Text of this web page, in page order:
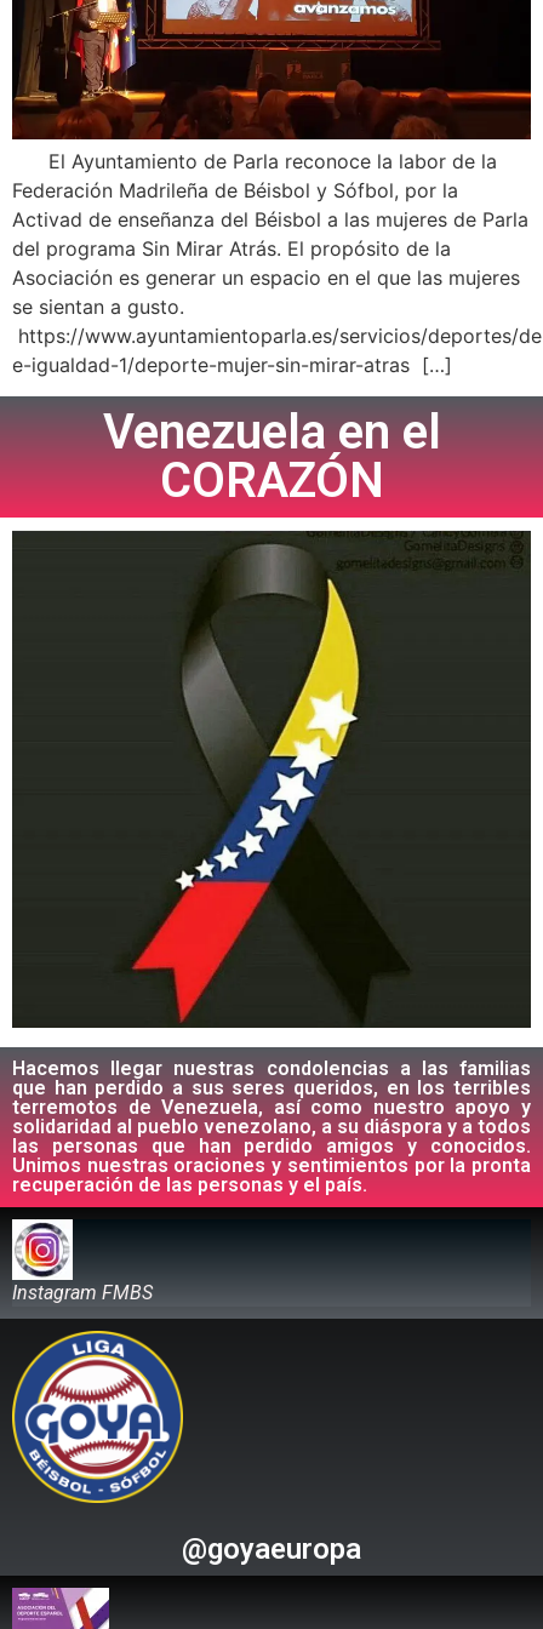
El Ayuntamiento de Parla reconoce la labor de la
Federación Madrileña de Béisbol y Sófbol, por la
Activad de enseñanza del Béisbol a las mujeres de Parla
del programa Sin Mirar Atrás. El propósito de la
Asociación es generar un espacio en el que las mujeres
se sientan a gusto.
https://www.ayuntamientoparla.es/servicios/deportes/
e-igualdad-1/deporte-mujer-sin-mirar-atras […]
Venezuela en el
CORAZÓN
Hacemos llegar nuestras condolencias a las familias
que han perdido a sus seres queridos, en los terribles
terremotos de Venezuela, así como nuestro apoyo y
solidaridad al pueblo venezolano, a su diáspora y a todos
las personas que han perdido amigos y conocidos.
Unimos nuestras oraciones y sentimientos por la pronta
recuperación de las personas y el país.
Instagram FMBS
@goyaeuropa